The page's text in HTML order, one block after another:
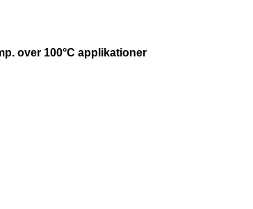
over 100°C applikationer